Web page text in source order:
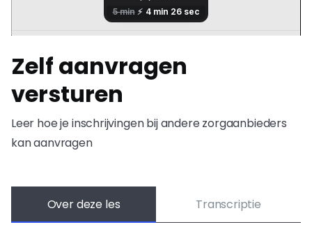
Zelf aanvragen
versturen
Leer hoe je inschrijvingen bij andere zorgaanbieders
kan aanvragen
Over deze les Transcriptie